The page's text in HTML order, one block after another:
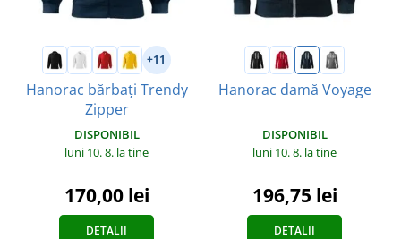
+11
Hanorac bărbați Trendy
Zipper
DISPONIBIL
luni 10. 8. la tine
170,00 lei
DETALII
Hanorac damă Voyage
DISPONIBIL
luni 10. 8. la tine
196,75 lei
DETALII